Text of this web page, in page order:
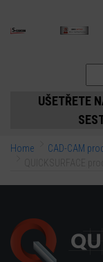
UŠETŘETE
Home CAD-CAM